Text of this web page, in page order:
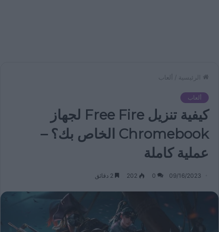
الرئيسية / ألعاب
ألعاب
كيفية تنزيل Free Fire لجهاز
Chromebook الخاص بك؟ –
عملية كاملة
09/16/2023
0
202